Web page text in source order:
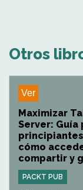
Otros
Ver
Maximizar
Server: Guía
cómo
compartir y
PACKT PUB